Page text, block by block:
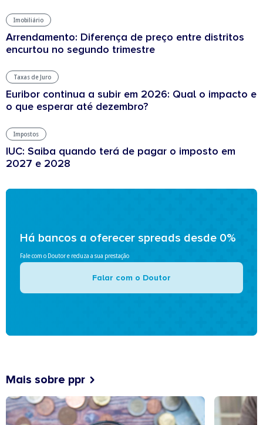
Imobiliário
Arrendamento: Diferença de preço entre distritos
encurtou no segundo trimestre
Taxas de Juro
Euribor continua a subir em 2026: Qual o impacto e
o que esperar até dezembro?
Impostos
IUC: Saiba quando terá de pagar o imposto em
2027 e 2028
Há bancos a oferecer spreads desde 0%
Fale com o Doutor e reduza a sua prestação
Falar com o Doutor
Mais sobre ppr